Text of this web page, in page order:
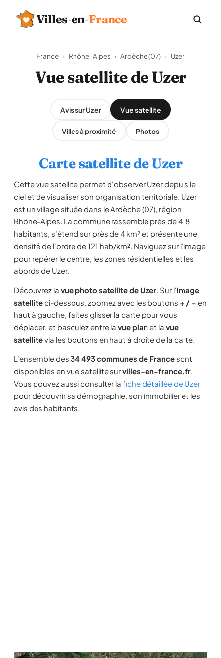
Villes·en·France
France › Rhône-Alpes › Ardèche (07) › Uzer
Vue satellite de Uzer
Avis sur Uzer Vue satellite
Villes à proximité Photos
Carte satellite de Uzer
Cette vue satellite permet d'observer Uzer depuis le
ciel et de visualiser son organisation territoriale. Uzer
est un village située dans le Ardèche (07), région
Rhône-Alpes. La commune rassemble près de 418
habitants, s'étend sur près de 4 km² et présente une
densité de l'ordre de 121 hab/km². Naviguez sur l'image
pour repérer le centre, les zones résidentielles et les
abords de Uzer.
Découvrez la vue photo satellite de Uzer. Sur l'image
satelliteci-dessous, zoomez avec les boutons + / − en
haut à gauche, faites glisser la carte pour vous
déplacer, et basculez entre la vue planet la vue
satellitevia les boutons en haut à droite de la carte.
L'ensemble des 34 493 communes de France sont
disponibles en vue satellite survilles-en-france.fr.
Vous pouvez aussi consulter la fiche détaillée de Uzer
pour découvrir sa démographie, son immobilier et les
avis des habitants.